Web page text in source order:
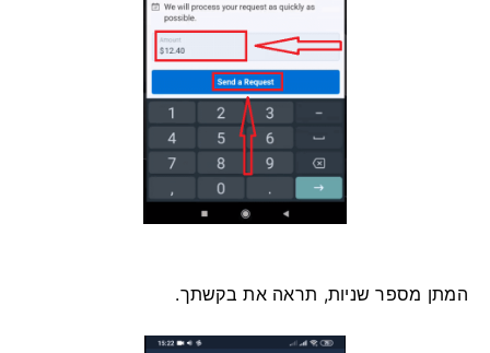
המתן מספר שניות, תראה את בקשתך.